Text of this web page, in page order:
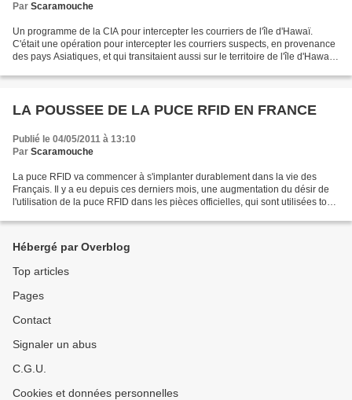
Par Scaramouche
Un programme de la CIA pour intercepter les courriers de l'île d'Hawaï.
C'était une opération pour intercepter les courriers suspects, en provenance
des pays Asiatiques, et qui transitaient aussi sur le territoire de l'île d'Hawaï.
LA POUSSEE DE LA PUCE RFID EN FRANCE
Publié le 04/05/2011 à 13:10
Par Scaramouche
La puce RFID va commencer à s'implanter durablement dans la vie des
Français. Il y a eu depuis ces derniers mois, une augmentation du désir de
l'utilisation de la puce RFID dans les pièces officielles, qui sont utilisées tous
Hébergé par Overblog
Top articles
Pages
Contact
Signaler un abus
C.G.U.
Cookies et données personnelles